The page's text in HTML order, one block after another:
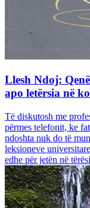
Llesh Ndoj:
apo letërsia në
Të diskutosh me
përmes telefonit, ke
ndoshta nuk do të
leksioneve
edhe për jetën në